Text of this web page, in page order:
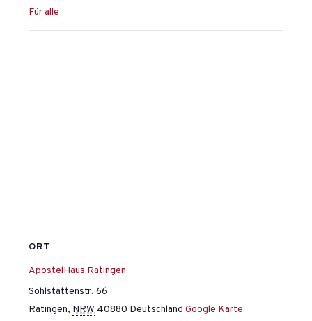
Für alle
ORT
ApostelHaus Ratingen
Sohlstättenstr. 66
Ratingen, NRW 40880 Deutschland Google Karte